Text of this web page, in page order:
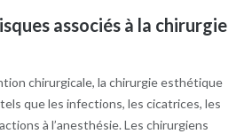
associés à la chirurgie
chirurgicale, la chirurgie esthétique
que les infections, les cicatrices, les
à l’anesthésie. Les chirurgiens